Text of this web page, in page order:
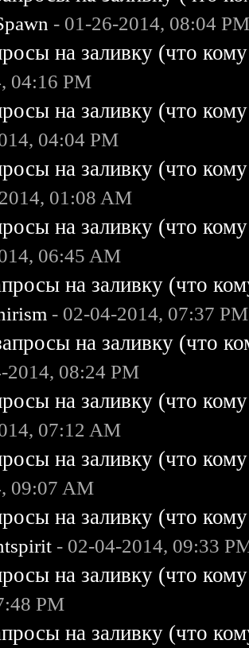
- 01-26-2014, 08:04
на заливку (что
04:16 PM
на заливку (что
04:04 PM
на заливку (что
01:08 AM
на заливку (что
06:45 AM
на заливку (что
- 02-04-2014, 07:37 PM
на заливку (что
2014, 08:24 PM
на заливку (что
07:12 AM
на заливку (что
09:07 AM
на заливку (что
- 02-04-2014, 09:33
на заливку (что
PM
на заливку (что